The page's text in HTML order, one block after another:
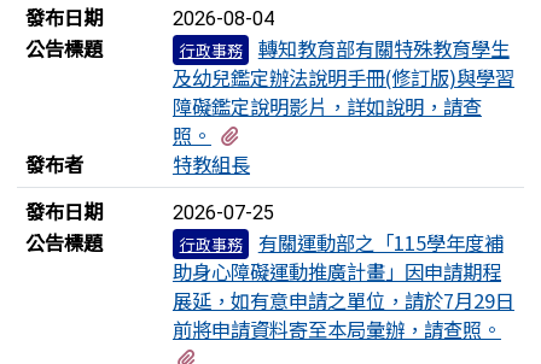
發布日期
2026-08-04
公告標題 行政事務
轉知教育部有關特殊教育學生
及幼兒鑑定辦法說明手冊(修訂版)與學習
障礙鑑定說明影片，詳如說明，請查
照。
發布者
特教組長
發布日期
2026-07-25
公告標題 行政事務
有關運動部之「115學年度補
助身心障礙運動推廣計畫」因申請期程
展延，如有意申請之單位，請於7月29日
前將申請資料寄至本局彙辦，請查照。